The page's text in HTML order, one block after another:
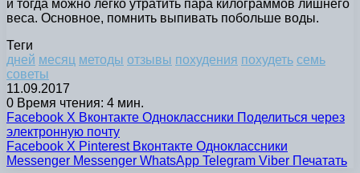
и тогда можно легко утратить пара килограммов лишнего
веса. Основное, помнить выпивать побольше воды.
Теги
дней месяц методы отзывы похудения похудеть семь
советы
11.09.2017
0 Время чтения: 4 мин.
Facebook X Вконтакте Одноклассники Поделиться через
электронную почту
Facebook X Pinterest Вконтакте Одноклассники
Messenger Messenger WhatsApp Telegram Viber Печатать